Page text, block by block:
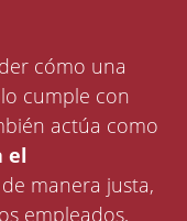
cómo una
cumple con
actúa como
el
manera justa,
empleados,